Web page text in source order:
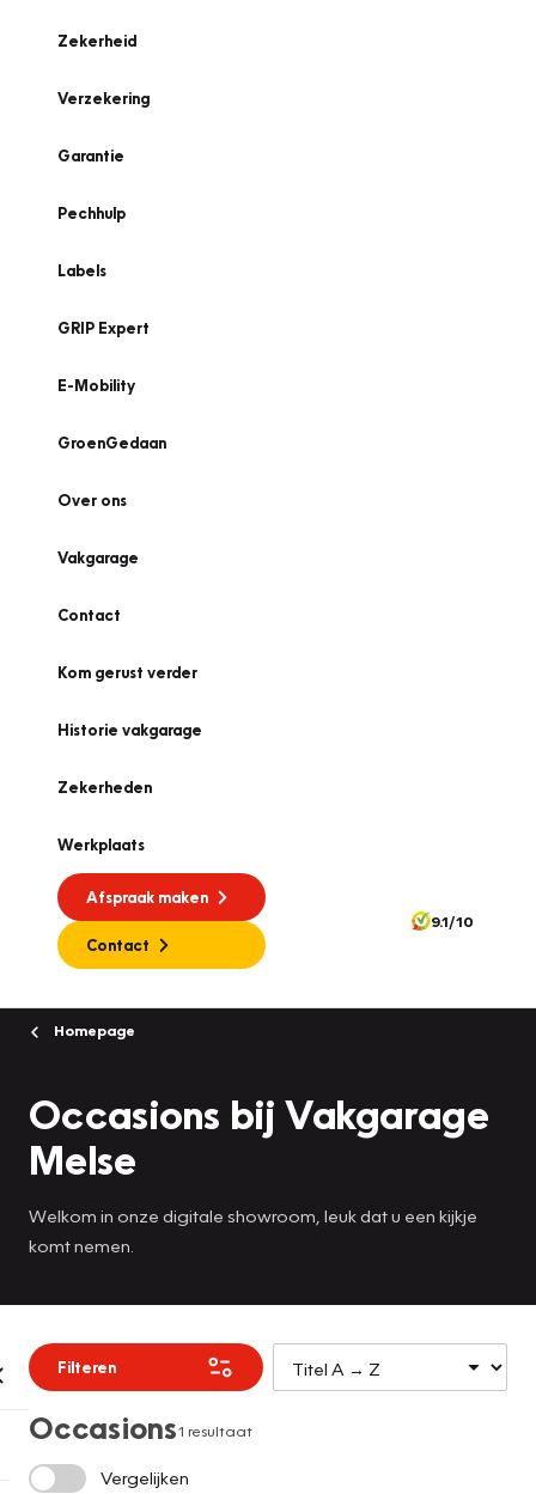
Zekerheid
Verzekering
Garantie
Pechhulp
Labels
GRIP Expert
E-Mobility
GroenGedaan
Over ons
Vakgarage
Contact
Kom gerust verder
Historie vakgarage
Zekerheden
Werkplaats
Afspraak maken
Contact
9.1/10
Homepage
Occasions bij Vakgarage
Melse
Welkom in onze digitale showroom, leuk dat u een kijkje
komt nemen.
Filteren
Occasions1 resultaat
Vergelijken